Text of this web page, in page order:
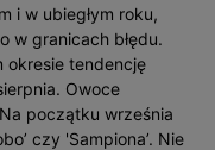
i w ubiegłym roku,
w granicach błędu.
okresie tendencję
Owoce
początku września
czy 'Sampiona’. Nie